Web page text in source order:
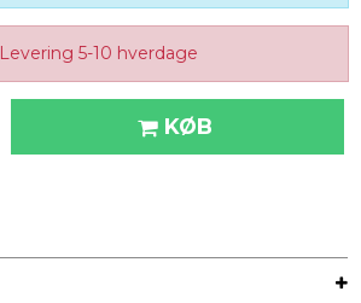
Levering 5-10 hverdage
KØB